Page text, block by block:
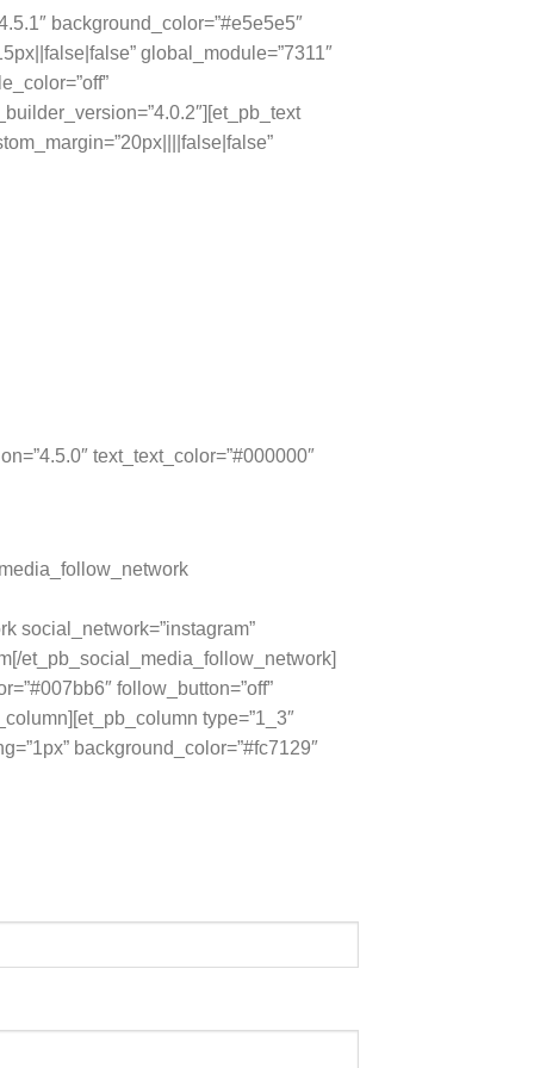
background_color=”#e5e5e5″
global_module=”7311″
text_text_color=”#000000″
social_network=”instagram”
et_pb_social_media_follow_network]
follow_button=”off”
type=”1_3″
background_color=”#fc7129″